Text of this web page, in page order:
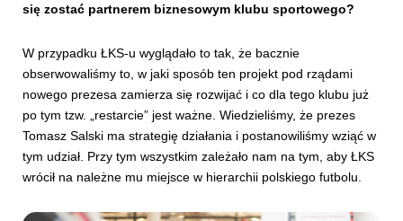
się zostać partnerem biznesowym klubu sportowego?
W przypadku ŁKS-u wyglądało to tak, że bacznie
obserwowaliśmy to, w jaki sposób ten projekt pod rządami
nowego prezesa zamierza się rozwijać i co dla tego klubu już
po tym tzw. „restarcie” jest ważne. Wiedzieliśmy, że prezes
Tomasz Salski ma strategię działania i postanowiliśmy wziąć w
tym udział. Przy tym wszystkim zależało nam na tym, aby ŁKS
wrócił na należne mu miejsce w hierarchii polskiego futbolu.